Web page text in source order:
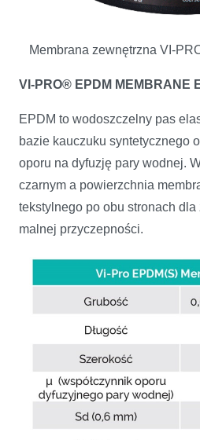
Membrana zewnętrzna VI-
VI-PRO® EPDM MEMBRANE
EPDM to wodoszczelny pas
bazie kauczuku syntetycznego
oporu na dyfuzję pary wodnej.
czarnym a powierzchnia
tekstylnego po obu stronach
malnej przyczepności.